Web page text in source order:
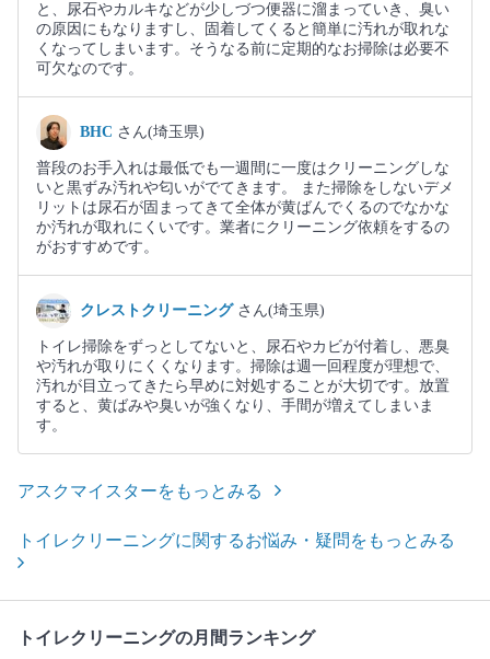
と、尿石やカルキなどが少しづつ便器に溜まっていき、臭い
の原因にもなりますし、固着してくると簡単に汚れが取れな
くなってしまいます。そうなる前に定期的なお掃除は必要不
可欠なのです。
BHC さん(埼玉県)
普段のお手入れは最低でも一週間に一度はクリーニングしな
いと黒ずみ汚れや匂いがでてきます。 また掃除をしないデメ
リットは尿石が固まってきて全体が黄ばんでくるのでなかな
か汚れが取れにくいです。業者にクリーニング依頼をするの
がおすすめです。
クレストクリーニング さん(埼玉県)
トイレ掃除をずっとしてないと、尿石やカビが付着し、悪臭
や汚れが取りにくくなります。掃除は週一回程度が理想で、
汚れが目立ってきたら早めに対処することが大切です。放置
すると、黄ばみや臭いが強くなり、手間が増えてしまいま
す。
アスクマイスターをもっとみる
トイレクリーニングに関するお悩み・疑問をもっとみる
トイレクリーニングの月間ランキング